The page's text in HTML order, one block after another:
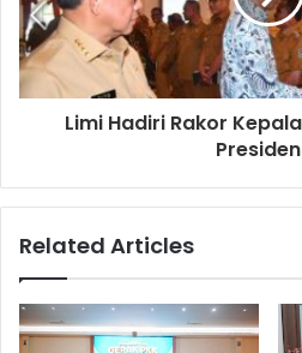
Limi Hadiri Rakor
Presiden
Related Articles